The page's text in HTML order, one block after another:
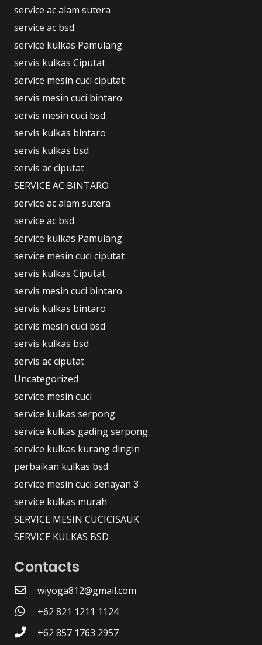
service ac alam sutera
service ac bsd
service kulkas Pamulang
servis kulkas Ciputat
service mesin cuci ciputat
servis mesin cuci bintaro
servis mesin cuci bsd
servis kulkas bintaro
servis kulkas bsd
servis ac ciputat
SERVICE AC BINTARO
service ac alam sutera
service ac bsd
service kulkas Pamulang
service mesin cuci ciputat
servis kulkas Ciputat
servis mesin cuci bintaro
servis kulkas bintaro
servis mesin cuci bsd
servis kulkas bsd
servis ac ciputat
Uncategorized
service mesin cuci
service kulkas serpong
service kulkas gading serpong
service kulkas kurang dingin
perbaikan kulkas bsd
service mesin cuci senayan 3
service kulkas murah
SERVICE MESIN CUCICISAUK
SERVICE KULKAS BSD
Contacts
wiyoga812@gmail.com
+62 821 1211 1124
+62 857 1763 2957